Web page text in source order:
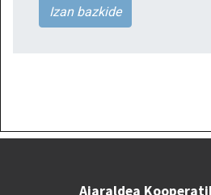
Izan bazkide
Aiaraldea